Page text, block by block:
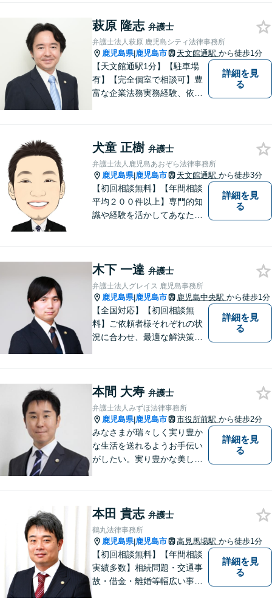
萩原 隆志 弁護士
弁護士法人萩原 鹿児島シティ法律事務所
鹿児島県|鹿児島市 天文館通駅 から徒歩1分
【天文館通駅1分】【駐車場
有】【完全個室で相談可】豊
富な企業法務実務経験、依頼
を傾け、依頼者の悩みに寄り
添って助言や提案を提供して
参ります。 お気軽にご相談く
ださい。
詳細を見
る
犬童 正樹 弁護士
弁護士法人鹿児島あおぞら法律事務所
鹿児島県|鹿児島市 天文館通駅 から徒歩3分
【初回相談無料】【年間相談
平均２００件以上】専門的知
識や経験を活かしてあなたの
弁護などに強い弁護士です。
「鹿児島あおぞら法律事務
所」で検索。
詳細を見
る
木下 一達 弁護士
弁護士法人グレイス 鹿児島事務所
鹿児島県|鹿児島市 鹿児島中央駅 から徒歩1分
【全国対応】【初回相談無
料】ご依頼者様それぞれの状
況に合わせ、最適な解決策を
き合い、解決までしっかりサ
ポートします。【電話・WEB
相談も対応可能】
詳細を見
る
本間 大寿 弁護士
弁護士法人みずほ法律事務所
鹿児島県|鹿児島市 市役所前駅 から徒歩2分
みなさまが瑞々しく実り豊か
な生活を送れるようお手伝い
がしたい。実り豊かな美しい
なさまと一緒に成長させてい
ただきたい。それが私たち，
みずほ法律事務所の思いで
す。
詳細を見
る
本田 貴志 弁護士
鶴丸法律事務所
鹿児島県|鹿児島市 高見馬場駅 から徒歩1分
【初回相談無料】【年間相談
実績多数】相続問題・交通事
故・借金・離婚等幅広い事件
詳細を見
る